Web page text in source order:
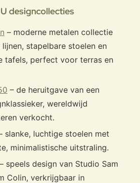
binnen een project de opwinding van de
designcollecties
– moderne metalen collectie
stapelbare stoelen en
tafels, perfect voor terras en
– de heruitgave van een
wereldwijd
verkocht.
slanke, luchtige stoelen met
minimalistische uitstraling.
– speels design van Studio Sam
Colin, verkrijgbaar in